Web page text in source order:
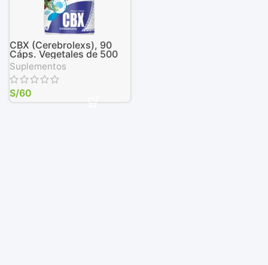
CBX (Cerebrolexs), 90
Cáps. Vegetales de 500
mg
Suplementos
S/60